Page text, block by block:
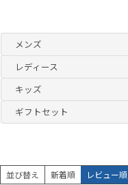
メンズ
レディース
キッズ
ギフトセット
並び替え 新着順 レビュー順